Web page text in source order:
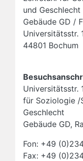
und Geschlecht
Gebäude GD /
Universitätsstr.
44801 Bochum
Universitätsstr.
für Soziologie /
Geschlecht
Gebäude GD,
Fon: +49
Fax: +49